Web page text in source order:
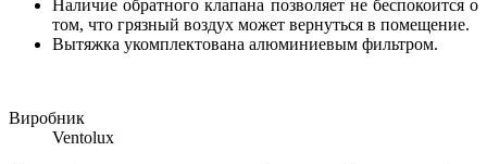
Наличие обратного клапана позволяет не беспокоится о
том, что грязный воздух может вернуться в помещение.
Вытяжка укомплектована алюминиевым фильтром.
Виробник
Ventolux